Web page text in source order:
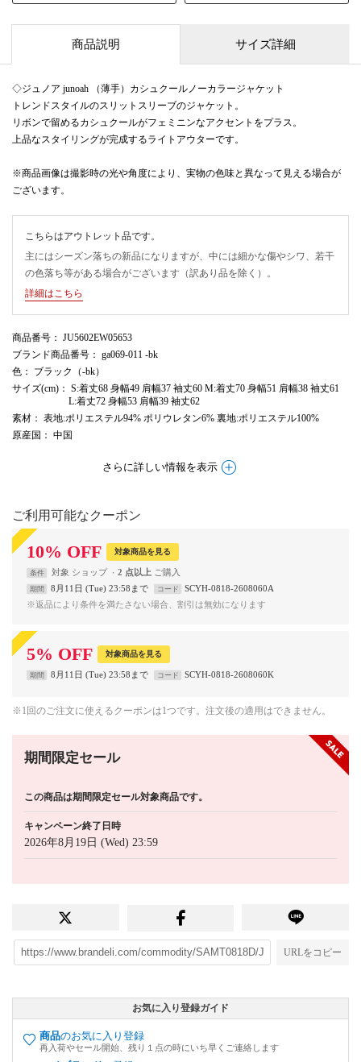
商品説明 サイズ詳細
◇ジュノア junoah （薄手）カシュクールノーカラージャケット
トレンドスタイルのスリットスリーブのジャケット。
リボンで留めるカシュクールがフェミニンなアクセントをプラス。
上品なスタイリングが完成するライトアウターです。
※商品画像は撮影時の光や角度により、実物の色味と異なって見える場合が
ございます。
こちらはアウトレット品です。
主にはシーズン落ちの新品になりますが、中には細かな傷やシワ、若干
の色落ち等がある場合がございます（訳あり品を除く）。
詳細はこちら
商品番号 ： JU5602EW05653
ブランド商品番号 ： ga069-011 -bk
色 ： ブラック（-bk）
サイズ(cm) ： S:着丈68 身幅49 肩幅37 袖丈60 M:着丈70 身幅51 肩幅38 袖丈61
L:着丈72 身幅53 肩幅39 袖丈62
素材 ： 表地:ポリエステル94% ポリウレタン6% 裏地:ポリエステル100%
原産国 ： 中国
さらに詳しい情報を表示
ご利用可能なクーポン
10% OFF 対象商品を見る
条件 対象 ショップ 2 点以上
期間 8月11日 (Tue) 23:58まで コード
SCYH-0818-2608060A
※返品により条件を満たさない場合、割引は無効になります
5% OFF 対象商品を見る
期間 8月11日 (Tue) 23:58まで コード SCYH-0818-2608060K
※1回のご注文に使えるクーポンは1つです。注文後の適用はできません。
期間限定セール
この商品は期間限定セール対象商品です。
キャンペーン終了日時
2026年8月19日 (Wed) 23:59
URLをコピー
お気に入り登録ガイド
商品のお気に入り登録
再入荷やセール開始、残り１点の時にいち早くご連絡します